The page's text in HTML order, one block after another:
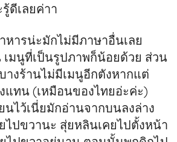
ดีเลยค่าา
หารน่ะมักไม่มีภาษาอื่นเลย
มนูที่เป็นรูปภาพก็น้อยด้วย ส่วน
งร้านไม่มีเมนูอีกตังหากแต่
แทน (เหมือนของไทยอ่ะค่ะ)
นไว้เนี่ยมักอ่านจากบนลงล่าง
ไปขวานะ สุ่ยหลินเคยไปตั้งหน้า